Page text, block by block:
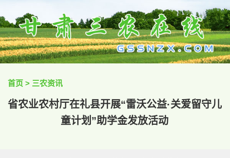
首页 > 三农资讯
省农业农村厅在礼县开展“雷沃公益·关爱留守儿
童计划”助学金发放活动